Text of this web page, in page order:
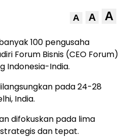
A A A
100 pengusaha
Forum Bisnis (CEO Forum)
Indonesia-India.
pada 24-28
India.
difokuskan pada lima
dan tepat.